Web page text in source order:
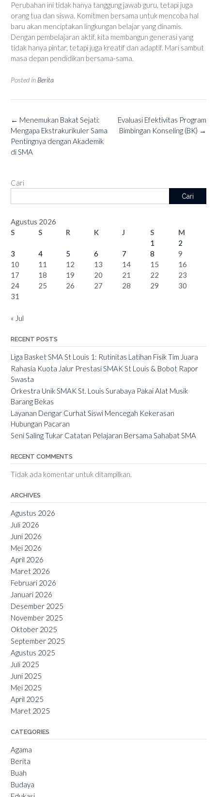
Perubahan ini tidak hanya tanggung jawab guru, tetapi juga
orang tua dan siswa. Komitmen bersama untuk mencoba hal
baru akan menciptakan lingkungan belajar yang dinamis.
Dengan pembelajaran aktif, kita membangun generasi yang
tidak hanya pintar, tetapi juga kreatif dan adaptif. Mari sambut
masa depan pendidikan bersama-sama.
Posted in Berita
Post
navigation
Evaluasi Efektivitas Program
Bimbingan Konseling (BK) →
← Menemukan Bakat Sejati:
Mengapa Ekstrakurikuler Sama
Pentingnya dengan Akademik
di SMA
Cari
Cari
Agustus 2026
S
S R K J S
M
1
2
3
4 5 6 7 8
9
10
11 12 13 14 15
16
17
18 19 20 21 22
23
24
25 26 27 28 29
30
31
« Jul
RECENT POSTS
Liga Basket SMA St Louis 1: Rutinitas Latihan Fisik Tim Juara
Rahasia Kuota Jalur Prestasi SMAK St Louis & Bobot Rapor
Swasta
Orkestra Unik SMAK St. Louis Surabaya Pakai Alat Musik
Barang Bekas
Layanan Dengar Curhat Siswi Mencegah Kekerasan
Hubungan Pacaran
Seni Saling Tukar Catatan Pelajaran Bersama Sahabat SMA
RECENT COMMENTS
Tidak ada komentar untuk ditampilkan.
ARCHIVES
Agustus 2026
Juli 2026
Juni 2026
Mei 2026
April 2026
Maret 2026
Februari 2026
Januari 2026
Desember 2025
November 2025
Oktober 2025
September 2025
Agustus 2025
Juli 2025
Juni 2025
Mei 2025
April 2025
Maret 2025
CATEGORIES
Agama
Berita
Buah
Budaya